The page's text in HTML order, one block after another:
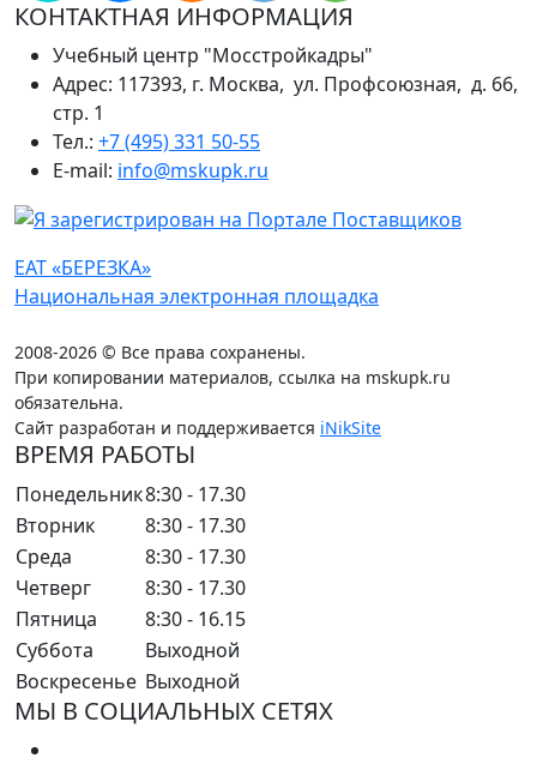
КОНТАКТНАЯ ИНФОРМАЦИЯ
Учебный центр "Мосстройкадры"
Адрес: 117393, г. Москва, ул. Профсоюзная, д. 66,
стр. 1
Тел.: +7 (495) 331 50-55
E-mail: info@mskupk.ru
ЕАТ «БЕРЕЗКА»
Национальная электронная площадка
2008-2026 © Все права сохранены.
При копировании материалов, ссылка на mskupk.ru
обязательна.
Сайт разработан и поддерживается iNikSite
ВРЕМЯ РАБОТЫ
Понедельник8:30 - 17.30
Вторник
8:30 - 17.30
Среда
8:30 - 17.30
Четверг
8:30 - 17.30
Пятница
8:30 - 16.15
Суббота
Выходной
Воскресенье Выходной
МЫ В СОЦИАЛЬНЫХ СЕТЯХ